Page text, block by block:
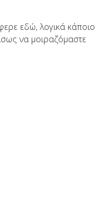
εδώ, λογικά κάποιο
να μοιραζόμαστε